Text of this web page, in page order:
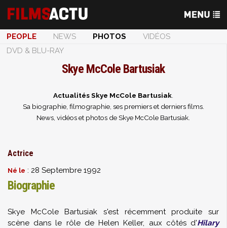
PEOPLE NEWS PHOTOS
VIDÉOS
DVD & BLU-RAY
Skye McCole Bartusiak
Actualités Skye McCole Bartusiak
Sa biographie, filmographie, ses premiers et derniers films.
News, vidéos et photos de Skye McCole Bartusiak.
Actrice
Né le : 28 Septembre 1992
Biographie
Skye McCole Bartusiak s'est récemment produite sur
scène dans le rôle de Helen Keller, aux côtés d'Hilary